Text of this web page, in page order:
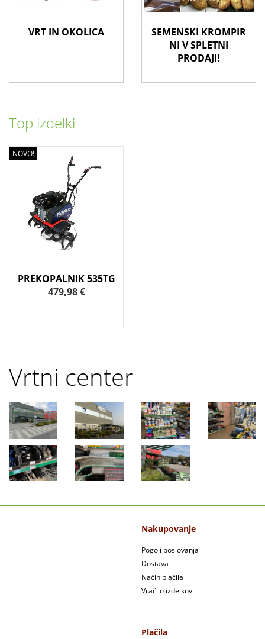
VRT IN OKOLICA
SEMENSKI KROMPIR
NI V SPLETNI
PRODAJI!
Top izdelki
NOVO!
PREKOPALNIK 535TG
479,98 €
Vrtni center
Nakupovanje
Pogoji poslovanja
Dostava
Način plačila
Vračilo izdelkov
Plačila